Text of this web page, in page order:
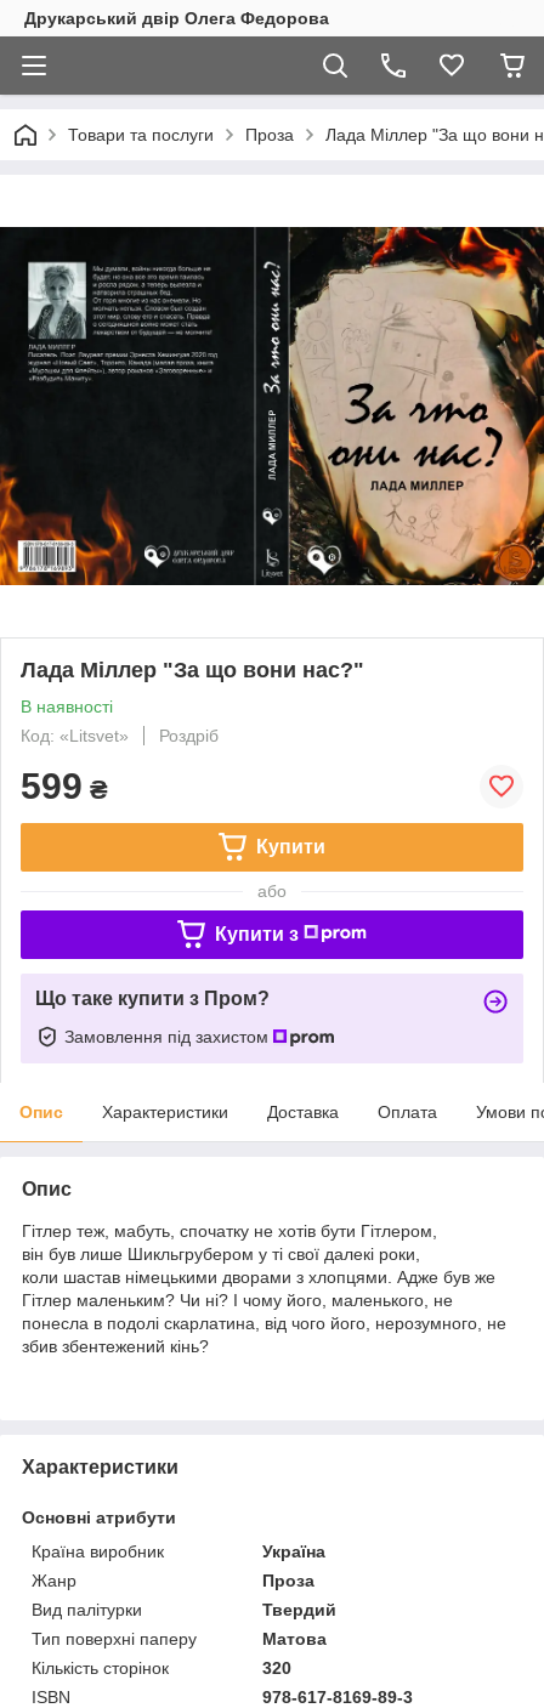
Друкарський двір Олега Федорова
Товари та послуги Проза Лада Міллер "За що вони
Лада Міллер "За що вони нас?"
В наявності
Код: «Litsvet»
Роздріб
599 ₴
Купити
або
Купити з
Що таке купити з Пром?
Замовлення під захистом
Опис Характеристики Доставка Оплата Умови
Опис
Гітлер теж, мабуть, спочатку не хотів бути Гітлером,
він був лише Шикльгрубером у ті свої далекі роки,
коли шастав німецькими дворами з хлопцями. Адже був же
Гітлер маленьким? Чи ні? І чому його, маленького, не
понесла в подолі скарлатина, від чого його, нерозумного, не
збив збентежений кінь?
Характеристики
Основні атрибути
Країна виробник
Україна
Жанр
Проза
Вид палітурки
Твердий
Тип поверхні паперу
Матова
Кількість сторінок
320
ISBN
978-617-8169-89-3